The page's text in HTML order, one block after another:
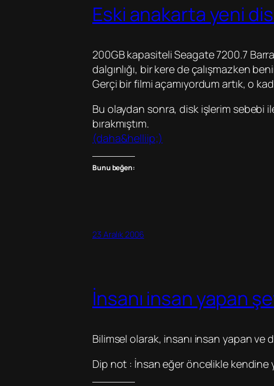
Eski anakarta yeni
200GB kapasiteli Seagate 7200.7
dalgınlığı, bir kere de çalışmazken
Gerçi bir filmi açamıyordum artık, o
Bu olaydan sonra, disk işlerim sebebi
bırakmıştım.
(daha&helliip;)
Bunu beğen:
23 Aralık 2006
İnsanı insan yapan
Bilimsel olarak, insanı insan yapan ve
Dip not : İnsan eğer öncelikle kendine